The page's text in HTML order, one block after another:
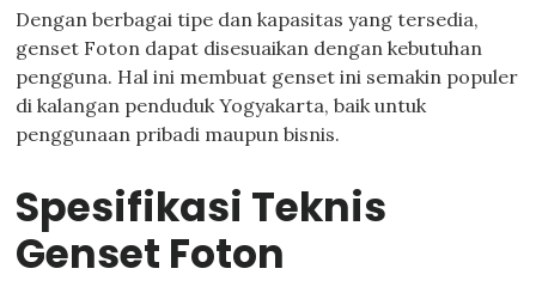
Dengan berbagai tipe dan kapasitas yang tersedia,
genset Foton dapat disesuaikan dengan kebutuhan
pengguna. Hal ini membuat genset ini semakin populer
di kalangan penduduk Yogyakarta, baik untuk
penggunaan pribadi maupun bisnis.
Spesifikasi Teknis
Genset Foton